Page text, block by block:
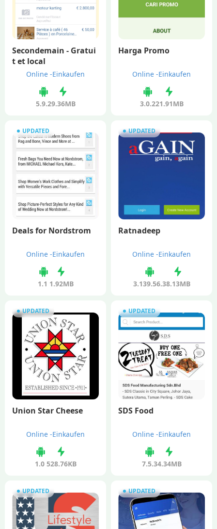
Secondemain - Gratui
t et local
Online -Einkaufen
5.9.29.36MB
Harga Promo
Online -Einkaufen
3.0.221.91MB
UPDATED
Deals for Nordstrom
Online -Einkaufen
1.1 1.92MB
UPDATED
Ratnadeep
Online -Einkaufen
3.139.56.38.13MB
UPDATED
Union Star Cheese
Online -Einkaufen
1.0 528.76KB
UPDATED
SDS Food
Online -Einkaufen
7.5.34.34MB
UPDATED UPDATED